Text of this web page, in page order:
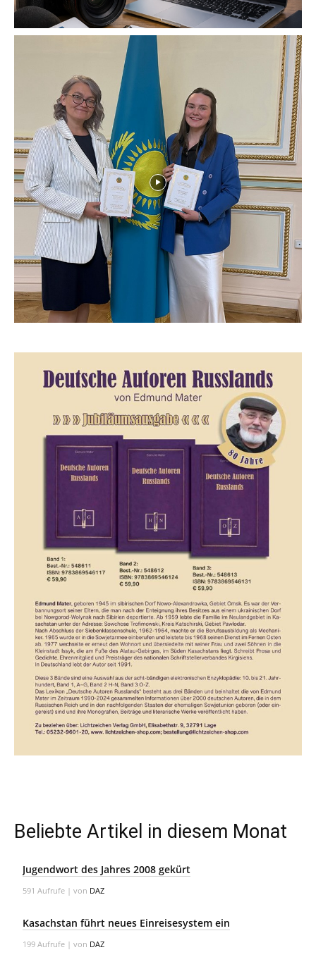
Beliebte Artikel in diesem Monat
Jugendwort des Jahres 2008 gekürt
591 Aufrufe | von DAZ
Kasachstan führt neues Einreisesystem ein
199 Aufrufe | von DAZ